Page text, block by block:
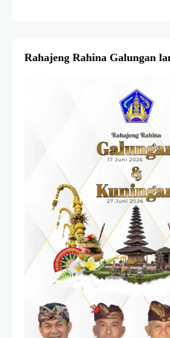
Rahajeng Rahina Galungan